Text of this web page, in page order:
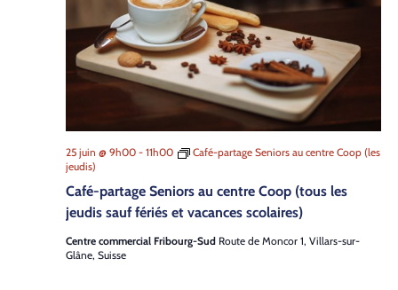
Café-partage Seniors au centre Coop (tous les
jeudis sauf fériés et vacances scolaires)
25 juin @ 9h00- 11h00
Café-partage Seniors au centre Coop (les
jeudis)
Centre commercial Fribourg-Sud Route de Moncor 1, Villars-sur-
Glâne, Suisse